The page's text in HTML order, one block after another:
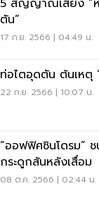
ตัน”
17 ก.ย. 2566 | 04:49 น.
ท่อไตอุดตัน ต้นเหตุ
22 ก.ย. 2566 | 10:07 น.
“ออฟฟิศซินโดรม” ช
กระดูกสันหลังเสื่อม
08 ต.ค. 2566 | 02:44 น.